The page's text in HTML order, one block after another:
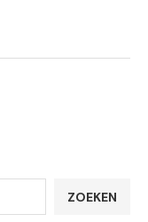
ZOEKEN